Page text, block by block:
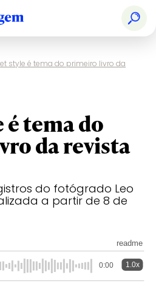
style é tema do primeiro livro da
tema do
da revista
do fotógrado Leo
a partir de 8 de
readme
0:00 1.0x